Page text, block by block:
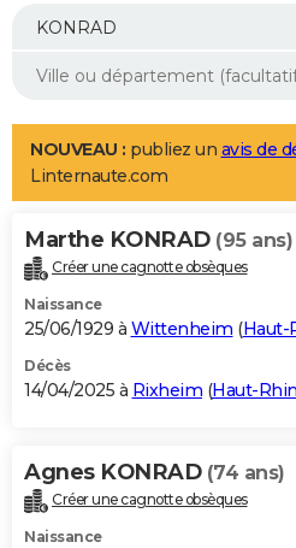
Mobiles
Meilleur smartphone
Internet
Ordinateurs
Jeux vidéo
Guide high-tech
Aménagement intérieur
LIFESTYLE
Art de vivre
Bien-être
Loisirs
Mode
Modes de vie
Alimentation
Guide de la santé
Maladies
Médicaments
Sommeil
VOYAGE
Destinations
City break
Voyage nature
Voyage de noces
Forum
Climat
+PHOTO
GUIDES D'ACHAT
BONS PLANS
Carte de Noël
Carte Bonne année
Carte Saint-Valentin
Carte Pâques
Carte d'anniversaire
DICTIONNAIRE
Dictionnaire
Biographies
Citations
Expressions
Proverbes
PROGRAMME TV
NOUVEAU : publiez un avis de
Linternaute.com
Marthe KONRAD (95 ans)
Créer une cagnotte obsèques
Naissance
25/06/1929 à Wittenheim (Haut-
Décès
14/04/2025 à Rixheim (Haut-Rhin
Agnes KONRAD (74 ans)
Créer une cagnotte obsèques
Naissance